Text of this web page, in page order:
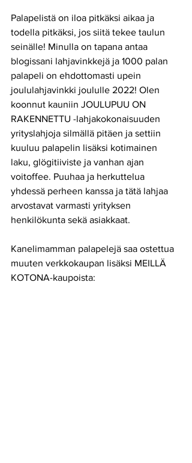
Palapelistä on iloa pitkäksi aikaa ja
todella pitkäksi, jos siitä tekee taulun
seinälle! Minulla on tapana antaa
blogissani lahjavinkkejä ja 1000 palan
palapeli on ehdottomasti upein
joululahjavinkki joululle 2022! Olen
koonnut kauniin JOULUPUU ON
RAKENNETTU -lahjakokonaisuuden
yrityslahjoja silmällä pitäen ja settiin
kuuluu palapelin lisäksi kotimainen
laku, glögitiiviste ja vanhan ajan
voitoffee. Puuhaa ja herkuttelua
yhdessä perheen kanssa ja tätä lahjaa
arvostavat varmasti yrityksen
henkilökunta sekä asiakkaat.
Kanelimamman palapelejä saa ostettua
muuten verkkokaupan lisäksi MEILLÄ
KOTONA-kaupoista: